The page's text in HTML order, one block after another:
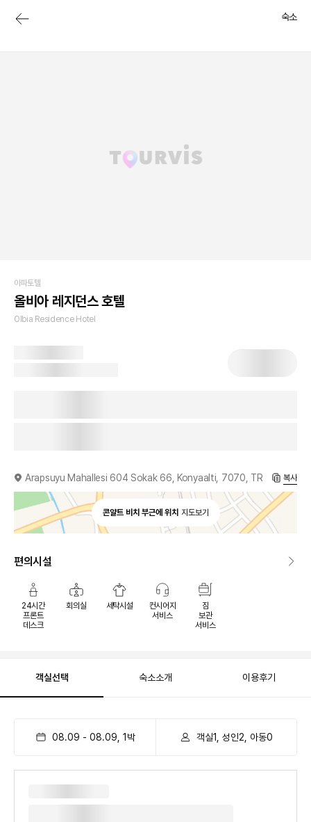
숙소
아파토텔
올비아 레지던스 호텔
Olbia Residence Hotel
Arapsuyu Mahallesi 604 Sokak 66, Konyaalti, 7070, TR 복사
콘얄트 비치 부근에 위치 지도보기
편의시설
24시간
프론트
데스크
회의실 세탁시설
컨시어지
서비스
짐
보관
서비스
객실선택 숙소소개 이용후기
08.09 - 08.09 1 박 객실1, 성인2, 아동0